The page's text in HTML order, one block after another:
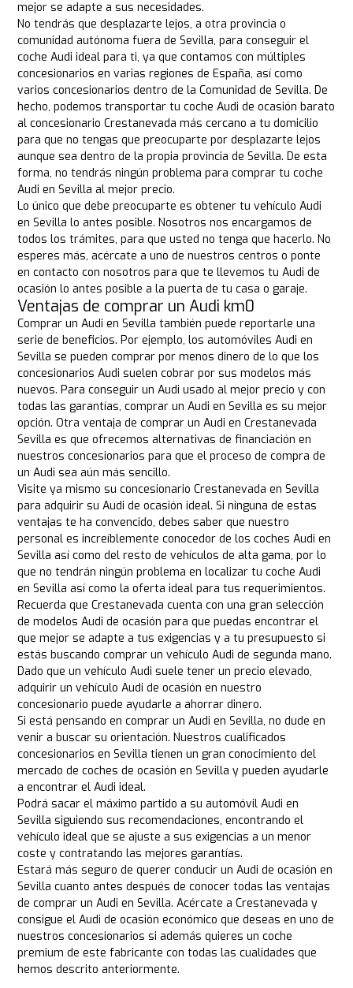
mejor se adapte a sus necesidades.
No tendrás que desplazarte lejos, a otra provincia o
comunidad autónoma fuera de Sevilla, para conseguir el
coche Audi ideal para ti, ya que contamos con múltiples
concesionarios en varias regiones de España, así como
varios concesionarios dentro de la Comunidad de Sevilla. De
hecho, podemos transportar tu coche Audi de ocasión barato
al concesionario Crestanevada más cercano a tu domicilio
para que no tengas que preocuparte por desplazarte lejos
aunque sea dentro de la propia provincia de Sevilla. De esta
forma, no tendrás ningún problema para comprar tu coche
Audi en Sevilla al mejor precio.
Lo único que debe preocuparte es obtener tu vehículo Audi
en Sevilla lo antes posible. Nosotros nos encargamos de
todos los trámites, para que usted no tenga que hacerlo. No
esperes más, acércate a uno de nuestros centros o ponte
en contacto con nosotros para que te llevemos tu Audi de
ocasión lo antes posible a la puerta de tu casa o garaje.
Ventajas de comprar un Audi km0
Comprar un Audi en Sevilla también puede reportarle una
serie de beneficios. Por ejemplo, los automóviles Audi en
Sevilla se pueden comprar por menos dinero de lo que los
concesionarios Audi suelen cobrar por sus modelos más
nuevos. Para conseguir un Audi usado al mejor precio y con
todas las garantías, comprar un Audi en Sevilla es su mejor
opción. Otra ventaja de comprar un Audi en Crestanevada
Sevilla es que ofrecemos alternativas de financiación en
nuestros concesionarios para que el proceso de compra de
un Audi sea aún más sencillo.
Visite ya mismo su concesionario Crestanevada en Sevilla
para adquirir su Audi de ocasión ideal. Si ninguna de estas
ventajas te ha convencido, debes saber que nuestro
personal es increíblemente conocedor de los coches Audi en
Sevilla así como del resto de vehículos de alta gama, por lo
que no tendrán ningún problema en localizar tu coche Audi
en Sevilla así como la oferta ideal para tus requerimientos.
Recuerda que Crestanevada cuenta con una gran selección
de modelos Audi de ocasión para que puedas encontrar el
que mejor se adapte a tus exigencias y a tu presupuesto si
estás buscando comprar un vehículo Audi de segunda mano.
Dado que un vehículo Audi suele tener un precio elevado,
adquirir un vehículo Audi de ocasión en nuestro
concesionario puede ayudarle a ahorrar dinero.
Si está pensando en comprar un Audi en Sevilla, no dude en
venir a buscar su orientación. Nuestros cualificados
concesionarios en Sevilla tienen un gran conocimiento del
mercado de coches de ocasión en Sevilla y pueden ayudarle
a encontrar el Audi ideal.
Podrá sacar el máximo partido a su automóvil Audi en
Sevilla siguiendo sus recomendaciones, encontrando el
vehículo ideal que se ajuste a sus exigencias a un menor
coste y contratando las mejores garantías.
Estará más seguro de querer conducir un Audi de ocasión en
Sevilla cuanto antes después de conocer todas las ventajas
de comprar un Audi en Sevilla. Acércate a Crestanevada y
consigue el Audi de ocasión económico que deseas en uno de
nuestros concesionarios si además quieres un coche
premium de este fabricante con todas las cualidades que
hemos descrito anteriormente.